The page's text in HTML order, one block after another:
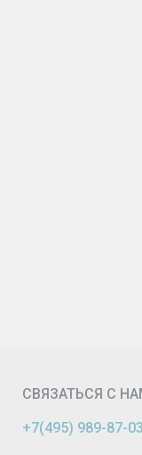
СВЯЗАТЬСЯ С
+7(495) 989-87-03